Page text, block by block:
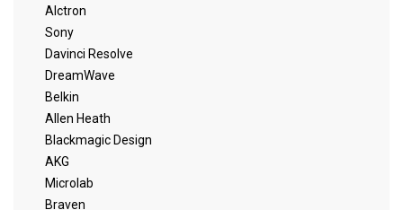
Alctron
Sony
Davinci Resolve
DreamWave
Belkin
Allen Heath
Blackmagic Design
AKG
Microlab
Braven